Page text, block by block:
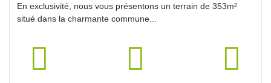
En exclusivité, nous vous présentons un terrain de 353m²
situé dans la charmante commune...